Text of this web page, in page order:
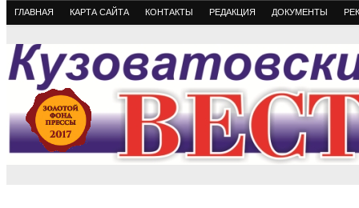
ГЛАВНАЯ КАРТА САЙТА КОНТАКТЫ РЕДАКЦИЯ ДОКУМЕНТЫ